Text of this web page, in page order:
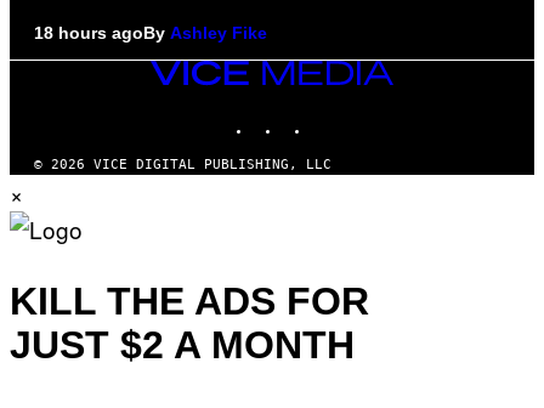
18 hours agoBy Ashley Fike
VICE
MEDIA
© 2026 VICE DIGITAL PUBLISHING, LLC
×
KILL THE ADS FOR
JUST $2 A MONTH